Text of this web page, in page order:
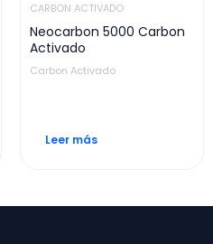
CARBON ACTIVADO
Neocarbon 5000 Carbon
Activado
Carbon Activado
Leer más